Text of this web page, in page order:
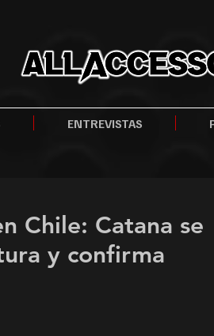
ENTREVISTAS
Chile: Catana se
y confirma